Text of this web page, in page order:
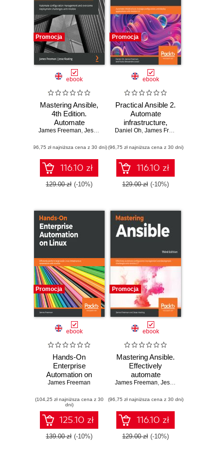
Promocja
ebook
Mastering Ansible,
4th Edition.
Automate
configuration
overcome
deployment
challenges with
Ansible - Fourth
Edition
James Freeman, Jesse Keating
(96,75 zł najniższa cena z 30 dni)
116.10 zł
129.00 zł (-10%)
Promocja
ebook
Practical Ansible 2.
Automate
infrastructure,
manage
deploy applications
with Ansible 2.9
Daniel Oh, James Freeman
(96,75 zł najniższa cena z 30 dni)
116.10 zł
129.00 zł (-10%)
Promocja
ebook
Hands-On
Enterprise
Automation on
Linux. Efficiently
scale Linux
infrastructure
automation with
Ansible
James Freeman
(104,25 zł najniższa cena z 30
dni)
125.10 zł
139.00 zł (-10%)
Promocja
ebook
Mastering Ansible.
Effectively
automate
configuration
deployment
challenges with
Ansible 2.7 - Third
Edition
James Freeman, Jesse Keating
(96,75 zł najniższa cena z 30 dni)
116.10 zł
129.00 zł (-10%)